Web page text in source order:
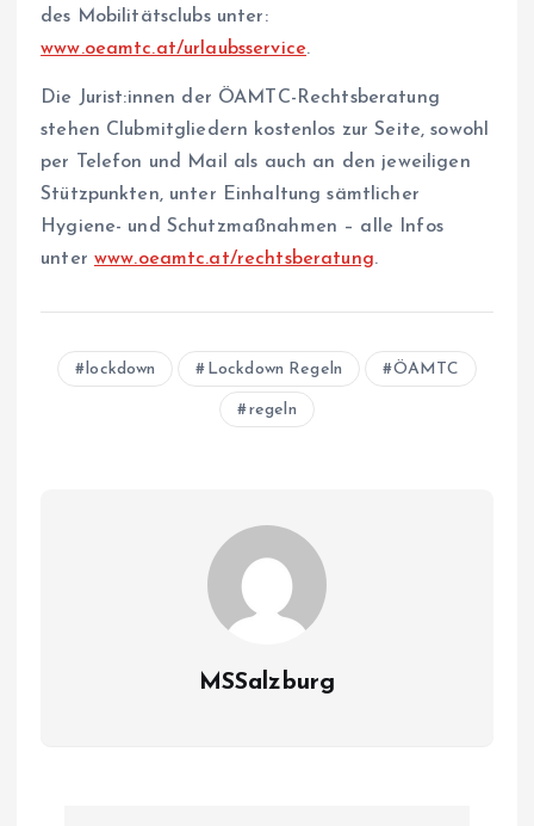
des Mobilitätsclubs unter:
www.oeamtc.at/urlaubsservice.
Die Jurist:innen der ÖAMTC-Rechtsberatung
stehen Clubmitgliedern kostenlos zur Seite, sowohl
per Telefon und Mail als auch an den jeweiligen
Stützpunkten, unter Einhaltung sämtlicher
Hygiene- und Schutzmaßnahmen – alle Infos
unter www.oeamtc.at/rechtsberatung.
lockdown Lockdown Regeln ÖAMTC
regeln
MSSalzburg